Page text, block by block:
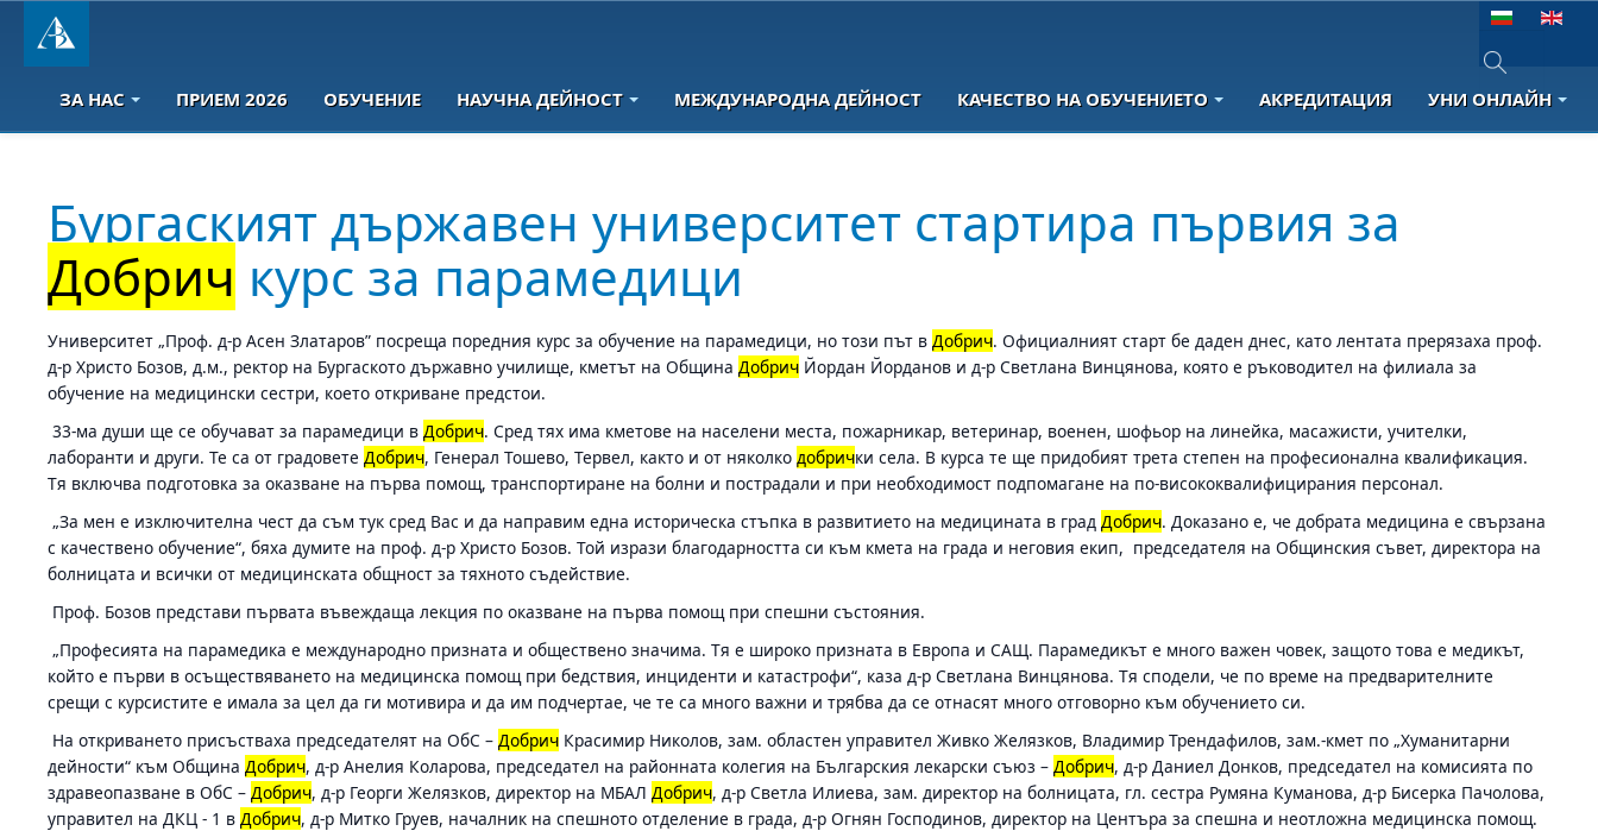
Изберете език
Type 2 or
ЗА НАС ПРИЕМ 2026 ОБУЧЕНИЕ НАУЧНА ДЕЙНОСТ МЕЖДУНАРОДНА ДЕЙНОСТ КАЧЕСТВО НА ОБУЧЕНИЕТО АКРЕДИТАЦИЯ УНИ ОНЛАЙН
Бургаският държавен университет стартира първия за
Добрич курс за парамедици
Университет „Проф. д-р Асен Златаров” посреща поредния курс за обучение на парамедици, но този път вДобрич. Официалният старт бе даден днес, като лентата прерязаха проф.
д-р Христо Бозов, д.м., ректор на Бургаското държавно училище, кметът на ОбщинаДобрич Йордан Йорданов и д-р Светлана Винцянова, която е ръководител на филиала за
обучение на медицински сестри, което откриване предстои.
33-ма души ще се обучават за парамедици вДобрич. Сред тях има кметове на населени места, пожарникар, ветеринар, военен, шофьор на линейка, масажисти, учителки,
лаборанти и други. Те са от градоветеДобрич, Генерал Тошево, Тервел, както и от няколкодобрички села. В курса те ще придобият трета степен на професионална квалификация.
Тя включва подготовка за оказване на първа помощ, транспортиране на болни и пострадали и при необходимост подпомагане на по-висококвалифицирания персонал.
„За мен е изключителна чест да съм тук сред Вас и да направим една историческа стъпка в развитието на медицината в градДобрич. Доказано е, че добрата медицина е свързана
с качествено обучение“, бяха думите на проф. д-р Христо Бозов. Той изрази благодарността си към кмета на града и неговия екип, председателя на Общинския съвет, директора на
болницата и всички от медицинската общност за тяхното съдействие.
Проф. Бозов представи първата въвеждаща лекция по оказване на първа помощ при спешни състояния.
„Професията на парамедика е международно призната и обществено значима. Тя е широко призната в Европа и САЩ. Парамедикът е много важен човек, защото това е медикът,
който е първи в осъществяването на медицинска помощ при бедствия, инциденти и катастрофи“, каза д-р Светлана Винцянова. Тя сподели, че по време на предварителните
срещи с курсистите е имала за цел да ги мотивира и да им подчертае, че те са много важни и трябва да се отнасят много отговорно към обучението си.
На откриването присъстваха председателят на ОбС –Добрич Красимир Николов, зам. областен управител Живко Желязков, Владимир Трендафилов, зам.-кмет по „Хуманитарни
дейности“ към ОбщинаДобрич, д-р Анелия Коларова, председател на районната колегия на Българския лекарски съюз –Добрич, д-р Даниел Донков, председател на комисията по
здравеопазване в ОбС –Добрич, д-р Георги Желязков, директор на МБАЛДобрич, д-р Светла Илиева, зам. директор на болницата, гл. сестра Румяна Куманова, д-р Бисерка Пачолова,
управител на ДКЦ - 1 вДобрич, д-р Митко Груев, началник на спешното отделение в града, д-р Огнян Господинов, директор на Центъра за спешна и неотложна медицинска помощ.